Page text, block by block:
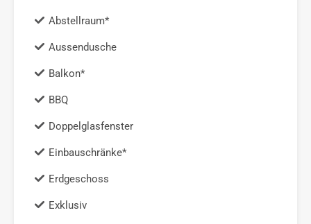
Abstellraum*
Aussendusche
Balkon*
BBQ
Doppelglasfenster
Einbauschränke*
Erdgeschoss
Exklusiv